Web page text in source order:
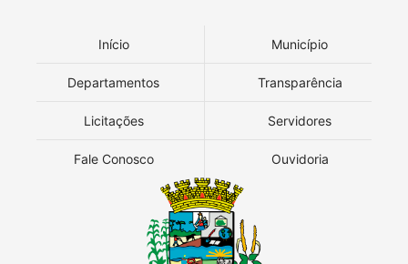
Início Município
Departamentos Transparência
Licitações Servidores
Fale Conosco Ouvidoria